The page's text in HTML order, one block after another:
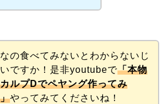
の食べてみないとわからないじ
ですか！是非youtubeで「本物
ルプDでペヤング作ってみ
やってみてくださいね！